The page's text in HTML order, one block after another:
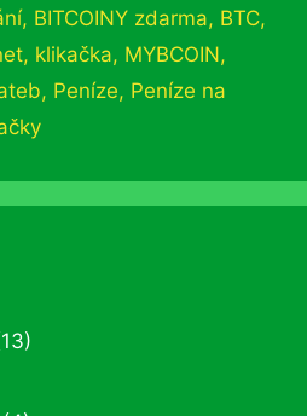
, BITCOINY zdarma, BTC,
, klikačka, MYBCOIN,
, Peníze, Peníze na